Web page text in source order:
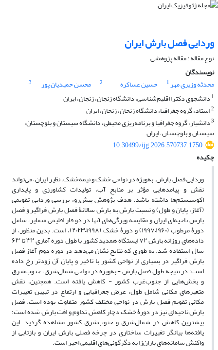
وردایی فصل بارش ایران
نوع مقاله : مقاله پژوهشی‌
نویسندگان
محدثه وزیری مهر1 حسین عساکره 2 محسن حمیدیان پور
3
1 دانشجوی دکترا اقلیم‌شناسی، دانشگاه زنجان، زنجان، ایران
2استاد، گروه جغرافیا، دانشگاه زنجان، زنجان، ایران
3دانشیار، گروه جغرافیا و برنامه‌ریزی محیطی، دانشگاه سیستان و بلوچستان،
سیستان و بلوچستان، ایران
10.30499/ijg.2026.570737.1750
چکیده
وردایی فصل بارش، به‌ویژه در نواحی خشک و نیمه‌خشک، نظیر ایران، می‌تواند
نقش و پیامدهایی مؤثر بر منابع آب، تولیدات کشاورزی و پایداری
اکوسیستم‌ها داشته باشد. هدف پژوهش پیش‌رو، بررسی وردایی تقویمی
(آغاز، پایان و طول) و نسبت بارش به بارش سالانۀ فصل بارش فراگیر و فصل
بارش ناحیه‌ای ایران و مقایسه ویژگی‌های آنها در دو فاز اقلیمی متمایز، شامل
دورۀ مرطوب (۱۹۶۰–۱۹۹۷) و دورۀ خشک (۱۹۹۸–۲۰۲۳)، است. بدین منظور، از
داده‌های روزانه بارش۷۲ایستگاه همدید کشور با طول دوره آماری۳۲تا۶۳
سال استفاده شد. به طوری که نتایج نشان می‌دهد در دوره دوم آغاز فصل
بارش فراگیر در بسیاری از نواحی کشور با تاخیر و پایان آن زودتر رخ داده
است؛ در نتیجه طول فصل بارش - به‌ویژه در نواحی شمال‌شرق، جنوب‌شرق
و بخش‌هایی از جنوب‌غرب کشور - کاهش یافته است. همچنین، نقش
متغیرهای مکانی شامل طول، عرض جغرافیایی و ارتفاع در تبیین تغییرات
مکانی تقویم فصل بارش در نواحی مختلف کشور متفاوت بوده است. فصل
بارش ناحیه‌ای نیز در دورۀ خشک دچار کاهش تداوم و افت بارش شده است؛
بیشترین کاهش در شمال‌شرق و جنوب‌شرق کشور مشاهده گردید. این
یافته‌ها بیانگر تغییرات ساختاری در چرخه فصلی بارش ایران و بازتابی از
واکنش سامانه‌های باران‌زا به دگرگونی‌های اقلیمی اخیر است.